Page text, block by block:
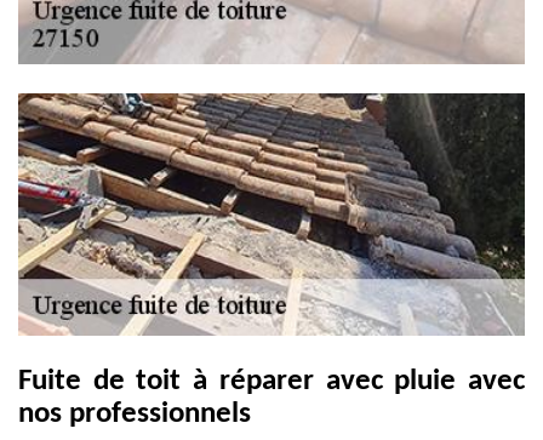
Fuite de toit à réparer avec pluie avec
nos professionnels